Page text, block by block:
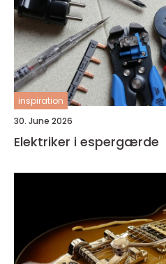
inspiration
30. June 2026
Elektriker i espergærde